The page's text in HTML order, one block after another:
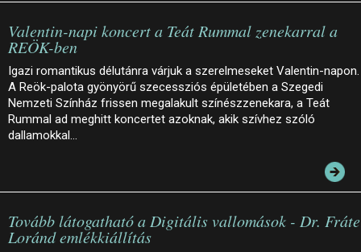
Valentin-napi koncert a Teát Rummal zenekarral a
REÖK-ben
Igazi romantikus délutánra várjuk a szerelmeseket Valentin-napon.
A Reök-palota gyönyörű szecessziós épületében a Szegedi
Nemzeti Színház frissen megalakult színészzenekara, a Teát
Rummal ad meghitt koncertet azoknak, akik szívhez szóló
dallamokkal…
Tovább látogatható a Digitális vallomások - Dr.
Loránd emlékkiállítás